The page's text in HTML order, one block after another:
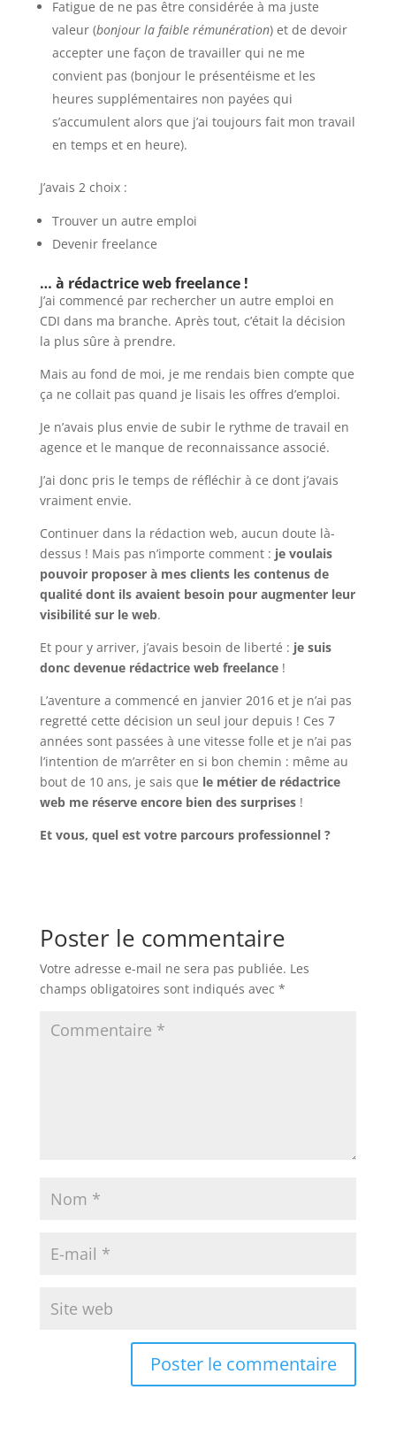
Fatigue de ne pas être considérée à ma juste
valeur (bonjour la faible rémunération) et de devoir
accepter une façon de travailler qui ne me
convient pas (bonjour le présentéisme et les
heures supplémentaires non payées qui
s’accumulent alors que j’ai toujours fait mon travail
en temps et en heure).
J’avais 2 choix :
Trouver un autre emploi
Devenir freelance
… à rédactrice web freelance !
J’ai commencé par rechercher un autre emploi en
CDI dans ma branche. Après tout, c’était la décision
la plus sûre à prendre.
Mais au fond de moi, je me rendais bien compte que
ça ne collait pas quand je lisais les offres d’emploi.
Je n’avais plus envie de subir le rythme de travail en
agence et le manque de reconnaissance associé.
J’ai donc pris le temps de réfléchir à ce dont j’avais
vraiment envie.
Continuer dans la rédaction web, aucun doute là-
dessus ! Mais pas n’importe comment : je voulais
pouvoir proposer à mes clients les contenus de
qualité dont ils avaient besoin pour augmenter leur
visibilité sur le web.
Et pour y arriver, j’avais besoin de liberté : je suis
donc devenue rédactrice web freelance!
L’aventure a commencé en janvier 2016 et je n’ai pas
regretté cette décision un seul jour depuis ! Ces 7
années sont passées à une vitesse folle et je n’ai pas
l’intention de m’arrêter en si bon chemin : même au
bout de 10 ans, je sais que le métier de rédactrice
web me réserve encore bien des surprises !
Et vous, quel est votre parcours professionnel ?
Poster le commentaire
Votre adresse e-mail ne sera pas publiée. Les
champs obligatoires sont indiqués avec *